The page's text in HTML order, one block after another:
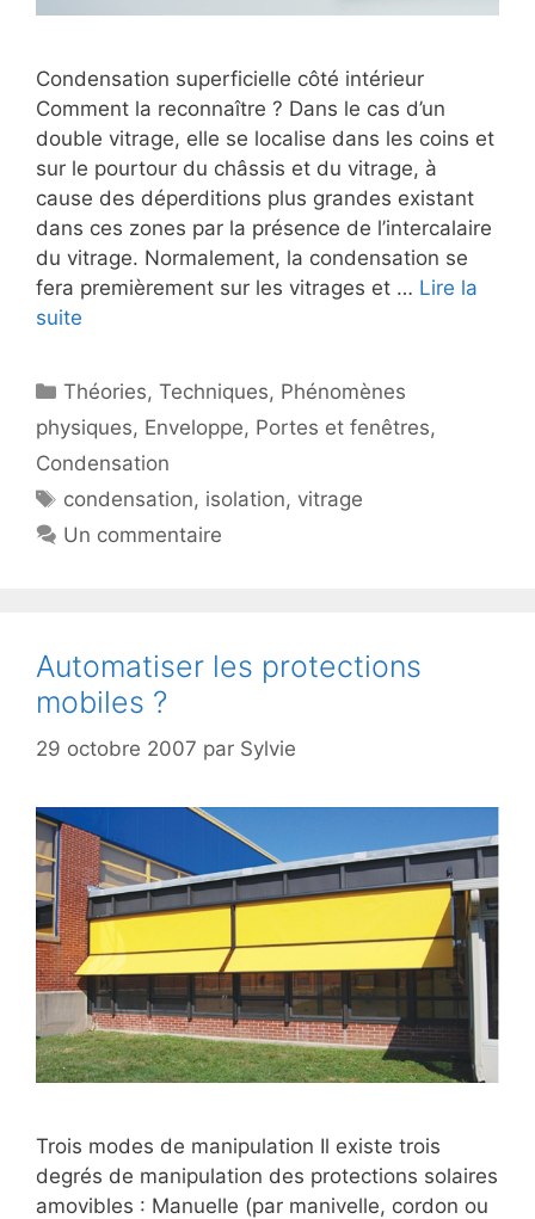
Condensation superficielle côté intérieur
Comment la reconnaître ? Dans le cas d’un
double vitrage, elle se localise dans les coins et
sur le pourtour du châssis et du vitrage, à
cause des déperditions plus grandes existant
dans ces zones par la présence de l’intercalaire
du vitrage. Normalement, la condensation se
fera premièrement sur les vitrages et … Lire la
suite
Catégories
Théories,Techniques, Phénomènes
physiques, Enveloppe, Portes et fenêtres,
Condensation
Étiquettes
condensation, isolation, vitrage
Un commentaire
Automatiser les protections
mobiles ?
29 octobre 2007 par Sylvie
Trois modes de manipulation Il existe trois
degrés de manipulation des protections solaires
amovibles : Manuelle (par manivelle, cordon ou